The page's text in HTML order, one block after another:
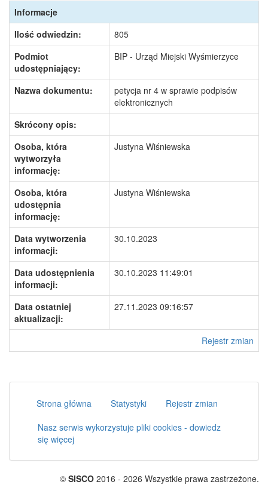
Informacje
Ilość odwiedzin:
805
Podmiot
udostępniający:
BIP - Urząd Miejski Wyśmierzyce
Nazwa dokumentu:
petycja nr 4 w sprawie podpisów
elektronicznych
Skrócony opis:
Osoba, która
wytworzyła
informację:
Justyna Wiśniewska
Osoba, która
udostępnia
informację:
Justyna Wiśniewska
Data wytworzenia
informacji:
30.10.2023
Data udostępnienia
informacji:
30.10.2023 11:49:01
Data ostatniej
aktualizacji:
27.11.2023 09:16:57
Rejestr zmian
Strona główna Statystyki
Rejestr zmian
Nasz serwis wykorzystuje pliki cookies - dowiedz
się więcej
© SISCO 2016 - 2026 Wszystkie prawa zastrzeżone.